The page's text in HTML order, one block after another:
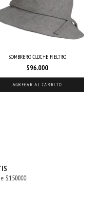
SOMBRERO CLOCHE FIELTRO
$96.000
AGREGAR AL CARRITO
$150000